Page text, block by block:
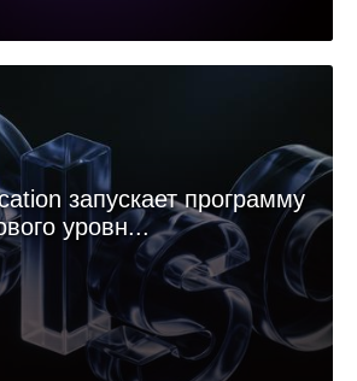
запускает программу
уровн...